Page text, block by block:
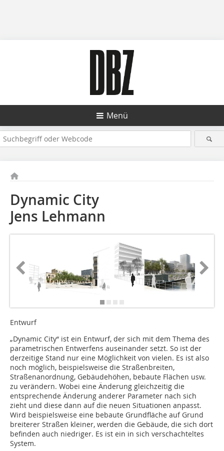
Menü
Dynamic City
Jens Lehmann
Entwurf
„Dynamic City“ ist ein Entwurf, der sich mit dem Thema des
parametrischen Entwerfens auseinander setzt. So ist der
derzeitige Stand nur eine Möglichkeit von vielen. Es ist also
noch möglich, beispielsweise die Straßenbreiten,
Straßenanordnung, Gebäudehöhen, bebaute Flächen usw.
zu verändern. Wobei eine Änderung gleichzeitig die
entsprechende Änderung anderer Parameter nach sich
zieht und diese dann auf die neuen Situationen anpasst.
Wird beispielsweise eine bebaute Grundfläche auf Grund
breiterer Straßen kleiner, werden die Gebäude, die sich dort
befinden auch niedriger. Es ist ein in sich verschachteltes
System.